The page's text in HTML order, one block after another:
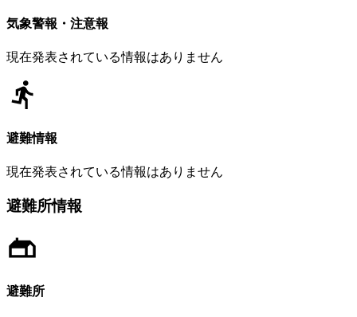
気象警報・注意報
現在発表されている情報はありません
避難情報
現在発表されている情報はありません
避難所情報
避難所